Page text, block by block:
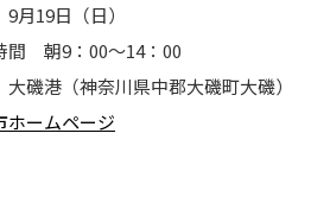
19日（日）
間 朝9：00～14：00
磯港（神奈川県中郡大磯町大磯）
ホームページ